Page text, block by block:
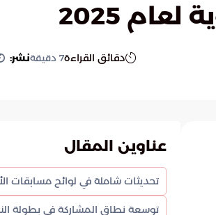
2025
دقائق القراءة7 دقيقةنشر:
عناوين المقال
توسعة نطاق المشاركة في بطولة